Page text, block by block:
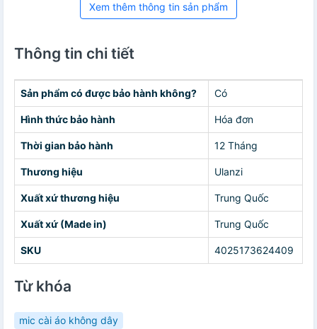
Xem thêm thông tin sản phẩm
Thông tin chi tiết
Sản phẩm có được bảo hành không? Có
Hình thức bảo hành Hóa đơn
Thời gian bảo hành 12 Tháng
Thương hiệu Ulanzi
Xuất xứ thương hiệu Trung Quốc
Xuất xứ (Made in) Trung Quốc
SKU 4025173624409
Từ khóa
mic cài áo không dây